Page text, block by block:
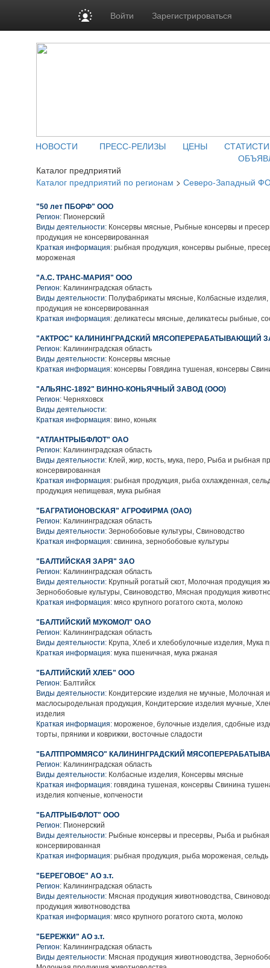
Войти Зарегистрироваться
НОВОСТИ ПРЕСС-РЕЛИЗЫ ЦЕНЫ
Каталог предприятий
Каталог предприятий по регионам > Северо-Западный
"50 лет ПБОРФ" ООО
Регион: Пионерский
Виды деятельности: Консервы мясные, Рыбные консервы и
продукция не консервированная
Краткая информация: рыбная продукция, консервы рыбные,
мороженая
"А.С. ТРАНС-МАРИЯ" ООО
Регион: Калининградская область
Виды деятельности: Полуфабрикаты мясные, Колбасные
продукция не консервированная
Краткая информация: деликатесы мясные, деликатесы рыбные,
"АКТРОС" КАЛИНИНГРАДСКИЙ МЯСОПЕРЕРАБАТЫВАЮЩИЙ
Регион: Калининградская область
Виды деятельности: Консервы мясные
Краткая информация: консервы Говядина тушеная, консервы
"АЛЬЯНС-1892" ВИННО-КОНЬЯЧНЫЙ ЗАВОД (ООО)
Регион: Черняховск
Виды деятельности:
Краткая информация: вино, коньяк
"АТЛАНТРЫБФЛОТ" ОАО
Регион: Калининградская область
Виды деятельности: Клей, жир, кость, мука, перо, Рыба и рыбная
консервированная
Краткая информация: рыбная продукция, рыба охлажденная,
продукция непищевая, мука рыбная
"БАГРАТИОНОВСКАЯ" АГРОФИРМА (ОАО)
Регион: Калининградская область
Виды деятельности: Зернобобовые культуры, Свиноводство
Краткая информация: свинина, зернобобовые культуры
"БАЛТИЙСКАЯ ЗАРЯ" ЗАО
Регион: Калининградская область
Виды деятельности: Крупный рогатый скот, Молочная продукция
Зернобобовые культуры, Свиноводство, Мясная продукция
Краткая информация: мясо крупного рогатого скота, молоко
"БАЛТИЙСКИЙ МУКОМОЛ" ОАО
Регион: Калининградская область
Виды деятельности: Крупа, Хлеб и хлебобулочные изделия, Мука
Краткая информация: мука пшеничная, мука ржаная
"БАЛТИЙСКИЙ ХЛЕБ" ООО
Регион: Балтийск
Виды деятельности: Кондитерские изделия не мучные, Молочная и
маслосыродельная продукция, Кондитерские изделия мучные,
изделия
Краткая информация: мороженое, булочные изделия, сдобные
торты, пряники и коврижки, восточные сладости
"БАЛТПРОММЯСО" КАЛИНИНГРАДСКИЙ
Регион: Калининградская область
Виды деятельности: Колбасные изделия, Консервы мясные
Краткая информация: говядина тушеная, консервы Свинина
изделия копченые, копчености
"БАЛТРЫБФЛОТ" ООО
Регион: Пионерский
Виды деятельности: Рыбные консервы и пресервы, Рыба и рыбная
консервированная
Краткая информация: рыбная продукция, рыба мороженая, сельдь
"БЕРЕГОВОЕ" АО з.т.
Регион: Калининградская область
Виды деятельности: Мясная продукция животноводства,
продукция животноводства
Краткая информация: мясо крупного рогатого скота, молоко
"БЕРЕЖКИ" АО з.т.
Регион: Калининградская область
Виды деятельности: Мясная продукция животноводства,